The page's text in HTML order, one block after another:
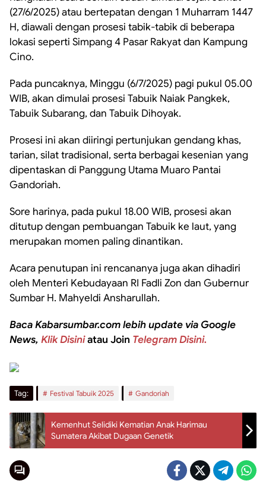
(27/6/2025) atau bertepatan dengan 1 Muharram 1447
H, diawali dengan prosesi tabik-tabik di beberapa
lokasi seperti Simpang 4 Pasar Rakyat dan Kampung
Cino.
Pada puncaknya, Minggu (6/7/2025) pagi pukul 05.00
WIB, akan dimulai prosesi Tabuik Naiak Pangkek,
Tabuik Subarang, dan Tabuik Dihoyak.
Prosesi ini akan diiringi pertunjukan gendang khas,
tarian, silat tradisional, serta berbagai kesenian yang
dipentaskan di Panggung Utama Muaro Pantai
Gandoriah.
Sore harinya, pada pukul 18.00 WIB, prosesi akan
ditutup dengan pembuangan Tabuik ke laut, yang
merupakan momen paling dinantikan.
Acara penutupan ini rencananya juga akan dihadiri
oleh Menteri Kebudayaan RI Fadli Zon dan Gubernur
Sumbar H. Mahyeldi Ansharullah.
Baca Kabarsumbar.com lebih update via Google
News, Klik Disiniatau Join Telegram Disini.
Tag: Festival Tabuik 2025 Gandoriah
Kemenhut Selidiki Kematian Anak Harimau
Sumatera Akibat Dugaan Genetik